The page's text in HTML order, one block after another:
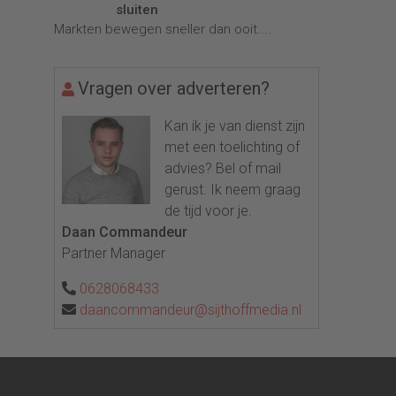
sluiten
Markten bewegen sneller dan ooit....
Vragen over adverteren?
Kan ik je van dienst zijn
met een toelichting of
advies? Bel of mail
gerust. Ik neem graag
de tijd voor je.
Daan Commandeur
Partner Manager
0628068433
daancommandeur@sijthoffmedia.nl